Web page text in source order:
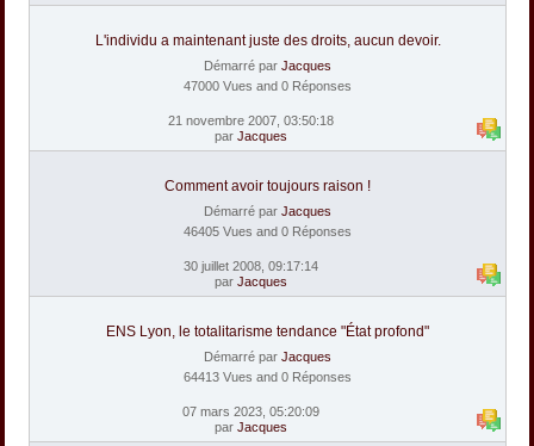
L'individu a maintenant juste des droits, aucun devoir.
Démarré par Jacques
47000 Vues and 0 Réponses
21 novembre 2007, 03:50:18
par Jacques
Comment avoir toujours raison !
Démarré par Jacques
46405 Vues and 0 Réponses
30 juillet 2008, 09:17:14
par Jacques
ENS Lyon, le totalitarisme tendance "État profond"
Démarré par Jacques
64413 Vues and 0 Réponses
07 mars 2023, 05:20:09
par Jacques